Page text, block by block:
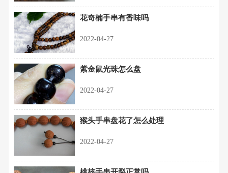
花奇楠手串有香味吗
2022-04-27
紫金鼠光珠怎么盘
2022-04-27
猴头手串盘花了怎么处理
2022-04-27